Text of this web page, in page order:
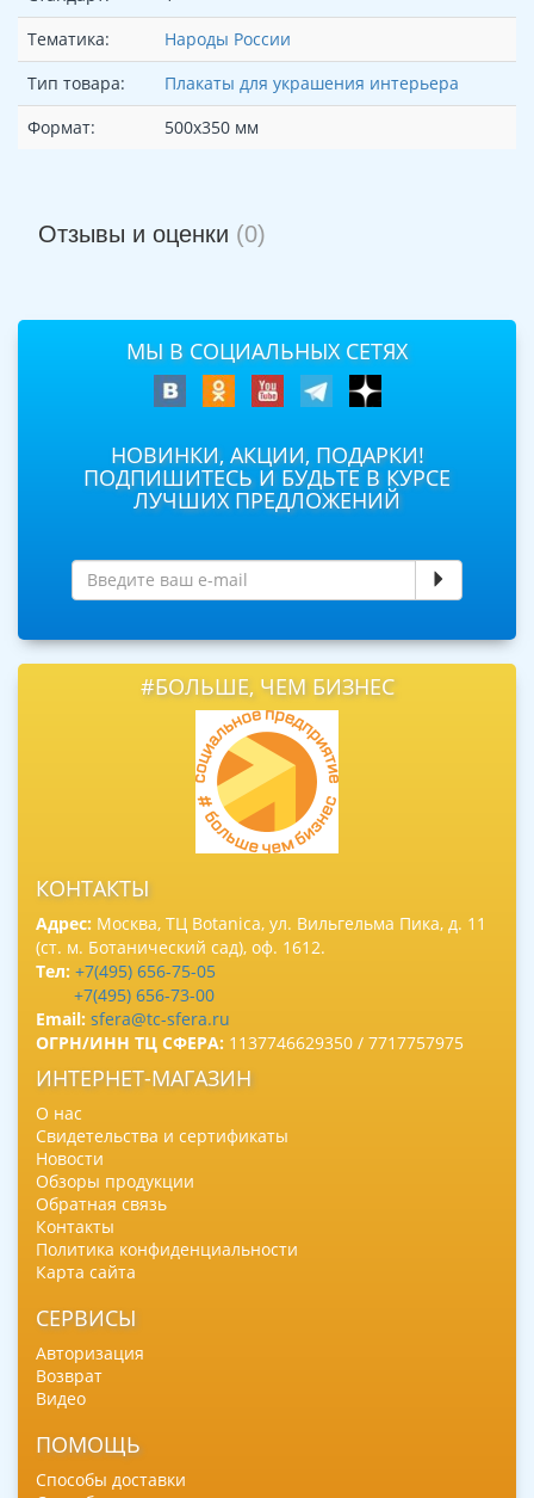
Тематика:
Народы России
Тип товара:
Плакаты для украшения интерьера
Формат:
500х350 мм
Отзывы и оценки (0)
МЫ В СОЦИАЛЬНЫХ СЕТЯХ
НОВИНКИ, АКЦИИ, ПОДАРКИ!
ПОДПИШИТЕСЬ И БУДЬТЕ В КУРСЕ
ЛУЧШИХ ПРЕДЛОЖЕНИЙ
#БОЛЬШЕ, ЧЕМ БИЗНЕС
КОНТАКТЫ
Адрес: Москва, ТЦ Botanica, ул. Вильгельма Пика, д. 11
(ст. м. Ботанический сад), оф. 1612.
Тел: +7(495) 656-75-05
+7(495) 656-73-00
Email: sfera@tc-sfera.ru
ОГРН/ИНН ТЦ СФЕРА: 1137746629350 / 7717757975
ИНТЕРНЕТ-МАГАЗИН
О нас
Свидетельства и сертификаты
Новости
Обзоры продукции
Обратная связь
Контакты
Политика конфиденциальности
Карта сайта
СЕРВИСЫ
Авторизация
Возврат
Видео
ПОМОЩЬ
Способы доставки